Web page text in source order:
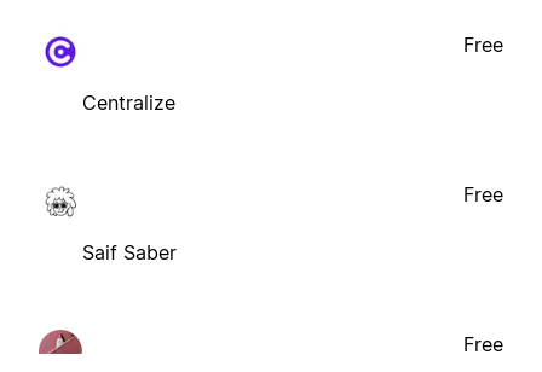
Centralize
Free
Saif Saber
Free
Free